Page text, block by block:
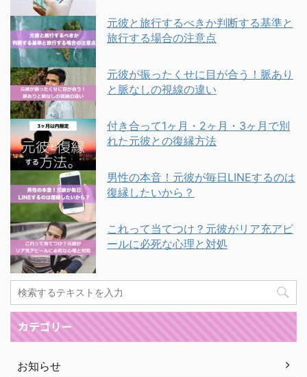
元彼と旅行するべきか判断する基準と
旅行する場合の注意点
元彼が振ったくせに目が合う！脈あり
と脈なしの視線の違い
付き合って1ヶ月・2ヶ月・3ヶ月で別
れた元彼との復縁方法
男性の本音！元彼が毎日LINEするのは
復縁したいから？
これって当てつけ？元彼がリア充アピ
ールに必死な心理と対処
カテゴリー
お知らせ